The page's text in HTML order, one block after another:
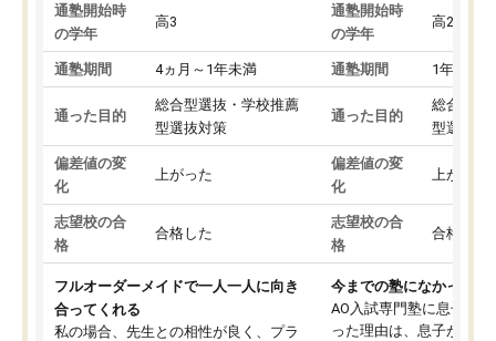
通塾開始時
の学年
高3
通塾期間 4ヵ月～1年未満
通った目的
総合型選抜・学校推薦
型選抜対策
偏差値の変
化
上がった
志望校の合
格
合格した
フルオーダーメイドで一人一人に向き
合ってくれる
私の場合、先生との相性が良く、プラ
通塾開始時
の学年
高2
通塾期間 1年以上
通った目的
総合型選
型選抜対
偏差値の変
化
上がった
志望校の合
格
合格した
今までの塾になかった
AO入試専門塾に息子を
った理由は、息子が高校